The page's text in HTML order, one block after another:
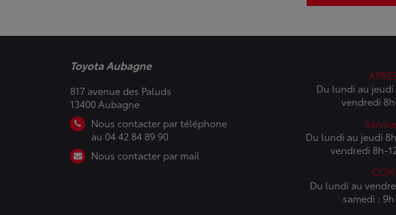
Toyota Aubagne
817 avenue des Paluds
13400 Aubagne
Nous contacter par téléphone
au 04 42 84 89 90
Nous contacter par mail
Du lundi au jeudi
vendredi
Du lundi au jeudi
vendredi 8h-
Du lundi au
samedi :